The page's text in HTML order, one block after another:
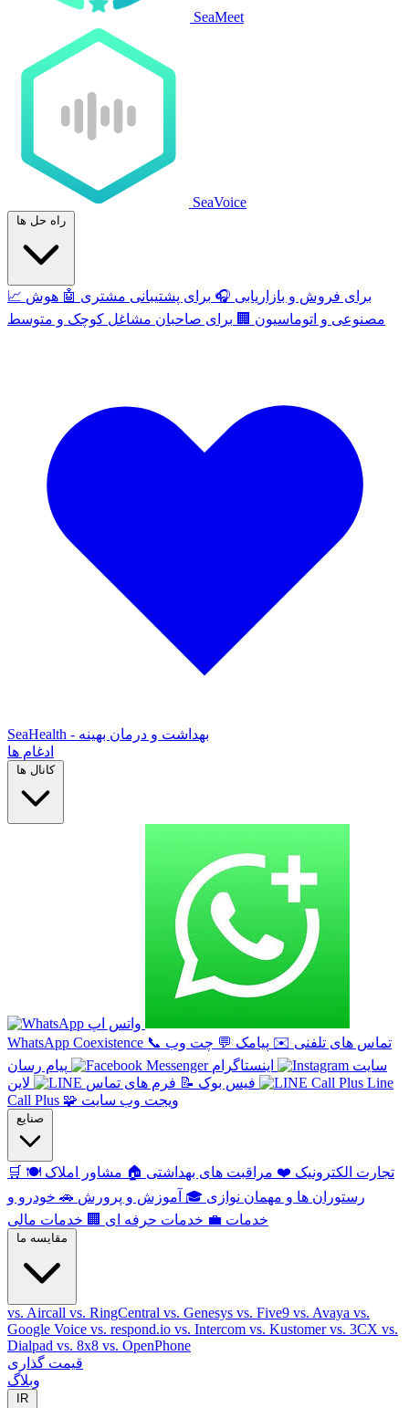
SeaMeet
SeaVoice
راه حل ها
📈 برای فروش و بازاریابی 🎧 برای پشتیبانی مشتری 🤖 هوش
مصنوعی و اتوماسیون 🏢 برای صاحبان مشاغل کوچک و متوسط
SeaHealth - بهداشت و درمان بهینه
ادغام ها
کانال ها
واتس اپ
WhatsApp Coexistence 📞 تماس های تلفنی ✉️ پیامک 💬 چت وب
سایت
اینستاگرام
پیام رسان
فیس بوک 📝 فرم های تماس لاین
Line
Call Plus 🧩 ویجت وب سایت
صنایع
🛒 تجارت الکترونیک ❤️ مراقبت های بهداشتی 🏠 مشاور املاک 🍽️
رستوران ها و مهمان نوازی 🎓 آموزش و پرورش 🚗 خودرو و
خدمات 💼 خدمات حرفه ای 🏢 خدمات مالی
مقایسه ما
vs. Aircall vs. RingCentral vs. Genesys vs. Five9 vs. Avaya vs.
Google Voice vs. respond.io vs. Intercom vs. Kustomervs. 3CX vs.
Dialpad vs. 8x8 vs. OpenPhone
قیمت گذاری
وبلاگ
IR